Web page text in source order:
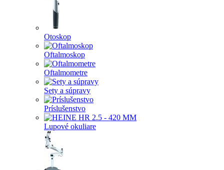
Otoskop
Oftalmoskop
Oftalmometre
Sety a súpravy
Príslušenstvo
Lupové okuliare